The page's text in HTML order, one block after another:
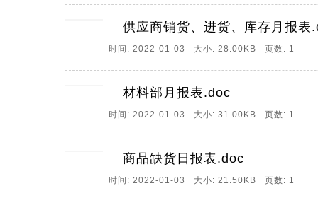
供应商销货、进货、库存月报表
时间: 2022-01-03 大小: 28.00KB 页数: 1
材料部月报表.doc
时间: 2022-01-03 大小: 31.00KB 页数: 1
商品缺货日报表.doc
时间: 2022-01-03 大小: 21.50KB 页数: 1